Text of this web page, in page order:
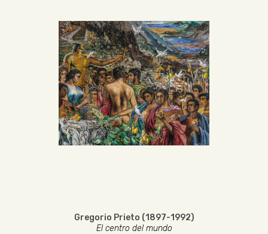
Gregorio Prieto (1897-1992)
El centro del mundo